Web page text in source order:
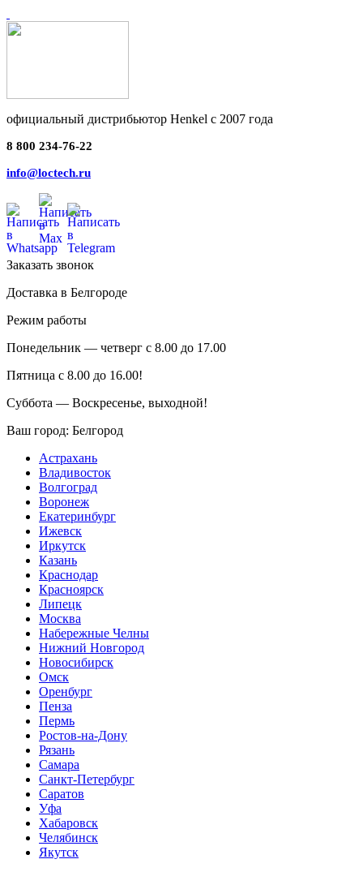
официальный дистрибьютор Henkel с 2007 года
8 800 234-76-22
info@loctech.ru
Заказать звонок
Доставка в Белгороде
Режим работы
Понедельник — четверг с 8.00 до 17.00
Пятница с 8.00 до 16.00!
Суббота — Воскресенье, выходной!
Ваш город: Белгород
Астрахань
Владивосток
Волгоград
Воронеж
Екатеринбург
Ижевск
Иркутск
Казань
Краснодар
Красноярск
Липецк
Москва
Набережные Челны
Нижний Новгород
Новосибирск
Омск
Оренбург
Пенза
Пермь
Ростов-на-Дону
Рязань
Самара
Санкт-Петербург
Саратов
Уфа
Хабаровск
Челябинск
Якутск